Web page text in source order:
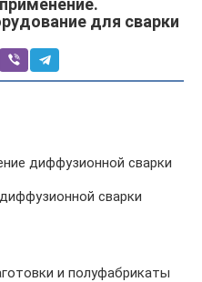
для сварки
диффузионной сварки
сварки
и полуфабрикаты